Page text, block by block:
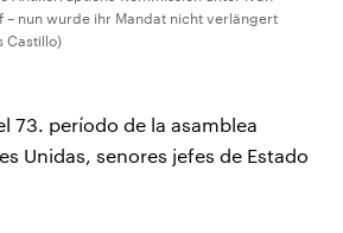
– nun wurde ihr Mandat nicht verlängert
Castillo)
73. período de la asamblea
Unidas, senores jefes de Estado